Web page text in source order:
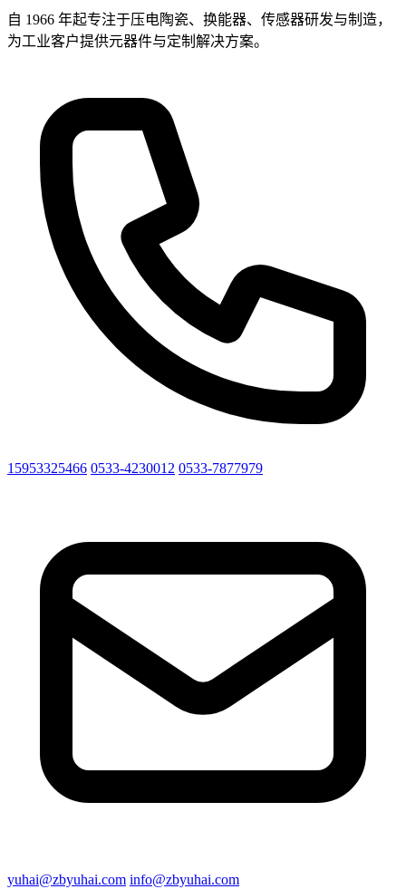
自 1966 年起专注于压电陶瓷、换能器、传感器研发与制造，
为工业客户提供元器件与定制解决方案。
15953325466 0533-4230012 0533-7877979
yuhai@zbyuhai.com info@zbyuhai.com